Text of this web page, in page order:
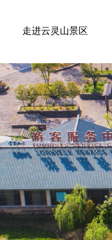
走进云灵山景区